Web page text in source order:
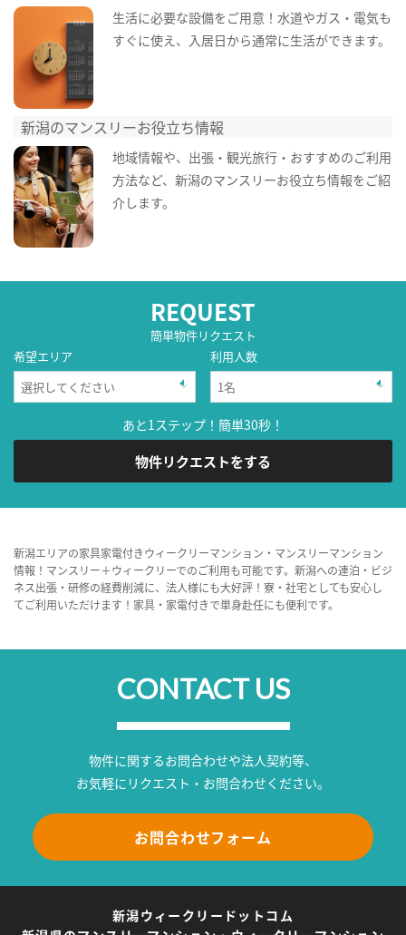
生活に必要な設備をご用意！水道やガス・電気も
すぐに使え、入居日から通常に生活ができます。
新潟のマンスリーお役立ち情報
地域情報や、出張・観光旅行・おすすめのご利用
方法など、新潟のマンスリーお役立ち情報をご紹
介します。
REQUEST
簡単物件リクエスト
希望エリア
利用人数
あと1ステップ！簡単30秒！
物件リクエストをする
新潟エリアの家具家電付きウィークリーマンション・マンスリーマンション
情報！マンスリー＋ウィークリーでのご利用も可能です。新潟への連泊・ビジ
ネス出張・研修の経費削減に、法人様にも大好評！寮・社宅としても安心し
てご利用いただけます！家具・家電付きで単身赴任にも便利です。
CONTACT US
物件に関するお問合わせや法人契約等、
お気軽にリクエスト・お問合わせください。
お問合わせフォーム
新潟ウィークリードットコム